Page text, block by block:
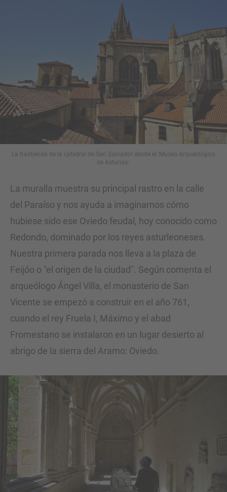
La trastienda de la catedral de San Salvador desde el 'Museo Arqueológico
de Asturias'.
La muralla muestra su principal rastro en la calle
del Paraíso y nos ayuda a imaginarnos cómo
hubiese sido ese Oviedo feudal, hoy conocido como
Redondo, dominado por los reyes asturleoneses.
Nuestra primera parada nos lleva a la plaza de
Feijóo o "el origen de la ciudad". Según comenta el
arqueólogo Ángel Villa, el monasterio de San
Vicente se empezó a construir en el año 761,
cuando el rey Fruela I, Máximo y el abad
Fromestano se instalaron en un lugar desierto al
abrigo de la sierra del Aramo: Oviedo.